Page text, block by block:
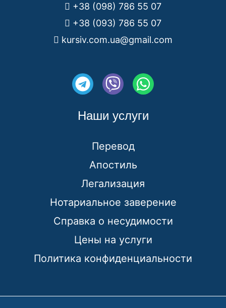
+38 (098) 786 55 07
+38 (093) 786 55 07
kursiv.com.ua@gmail.com
T
e
l
e
a
m
V
i
b
e
r
W
h
a
t
p
Наши услуги
Перевод
Апостиль
Легализация
Нотариальное заверение
Справка о несудимости
Цены на услуги
Политика конфиденциальности